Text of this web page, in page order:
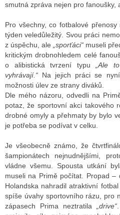
TELEVIZE
TELEVIZÍ
VYSÍLAČE
INTERNET
RÁDIA
STRÁNKY RÁDIÍ
STRÁNKY TV
TISK
smutná zpráva nejen pro fanoušky,
Pro všechny, co fotbalové přenosy
týden veledůležitý. Svou práci
z úspěchu, ale
„sporťáci“ museli
kritickým drobnohledem celé
o alibistická tvrzení typu „Ale
vyhrávají.“ Na jejich práci se
možnosti úlev ze strany diváků.
Dle mého názoru, odvedli na
potaz, že sportovní akci takového
drobné omyly a přehmaty by bylo
je potřeba se podívat v celku.
Je všeobecně známo, že
šampionátech nejnudnějšími,
vládne všemu. Spousta utkání
museli na Primě počítat. Propad
Holandska nahradil atraktivní
spíše úvahy sportovního rázu, pro
zápasech Prima neztratila
„drive“